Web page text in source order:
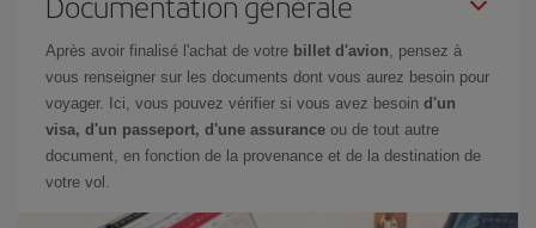
Après avoir finalisé l'achat de votre billet d'avion, pensez à
vous renseigner sur les documents dont vous aurez besoin pour
voyager. Ici, vous pouvez vérifier si vous avez besoin d'un
visa, d'un passeport, d'une assurance ou de tout autre
document, en fonction de la provenance et de la destination de
votre vol.